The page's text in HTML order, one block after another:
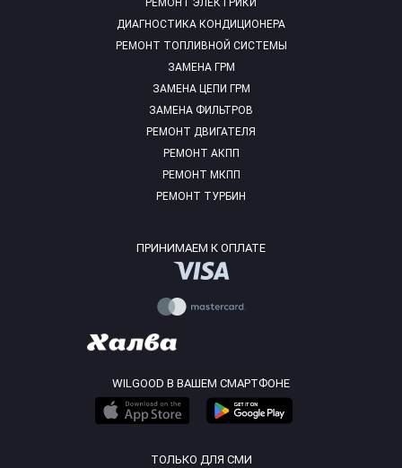
РЕМОНТ ЭЛЕКТРИКИ
ДИАГНОСТИКА КОНДИЦИОНЕРА
РЕМОНТ ТОПЛИВНОЙ СИСТЕМЫ
ЗАМЕНА ГРМ
ЗАМЕНА ЦЕПИ ГРМ
ЗАМЕНА ФИЛЬТРОВ
РЕМОНТ ДВИГАТЕЛЯ
РЕМОНТ АКПП
РЕМОНТ МКПП
РЕМОНТ ТУРБИН
ПРИНИМАЕМ К ОПЛАТЕ
WILGOOD В ВАШЕМ СМАРТФОНЕ
ТОЛЬКО ДЛЯ СМИ